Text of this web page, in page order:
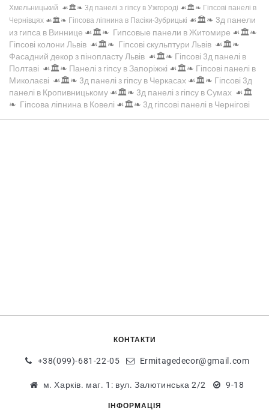
Хмельницький ☙🏛️❧ 3д панелі з гіпсу в Ужгороді ☙🏛️❧ Гіпсові панелі в
Чернівцях ☙🏛️❧ Гіпсова ліпнина в Пасіки-Зубрицькі ☙🏛️❧ 3д панели
из гипса в Виннице ☙🏛️❧ Гипсовые панели в Житомире ☙🏛️❧
Гіпсові колони Львів ☙🏛️❧ Гіпсові скульптури Львів ☙🏛️❧
Фасадний декор з пінопласту Львів ☙🏛️❧ Гіпсові 3д панелі в
Полтаві ☙🏛️❧ Панелі з гіпсу в Запоріжжі ☙🏛️❧ Гіпсові панелі в
Миколаєві ☙🏛️❧ 3д панелі з гіпсу в Черкасах ☙🏛️❧ Гіпсові 3д
панелі в Кропивницькому ☙🏛️❧ 3д панелі з гіпсу в Сумах ☙🏛️
❧ Гіпсова ліпнина в Ковелі ☙🏛️❧ 3д гіпсові панелі в Чернігові
КОНТАКТИ
+38(099)-681-22-05 Ermitagedecor@gmail.com
м. Харків. маг. 1: вул. Залютинська 2/2 9-18
ІНФОРМАЦІЯ